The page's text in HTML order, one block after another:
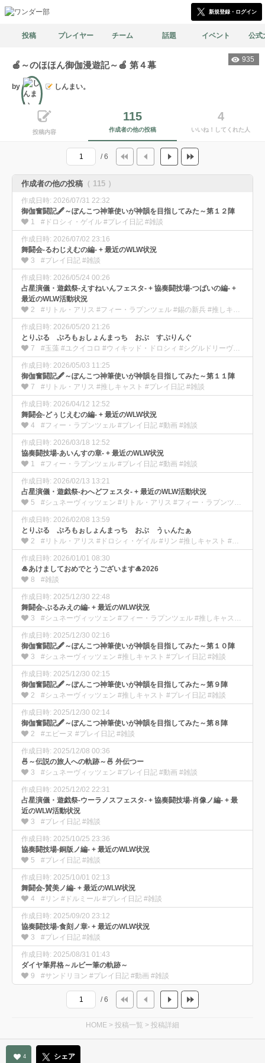
新規登録・ログイン
投稿 プレイヤー チーム 話題 イベント 公式
935
🍎～のほほん御伽漫遊記～🍎 第４幕
by しんまい。
投稿内容
115
作成者の他の投稿
4
いいね！してくれた人
/ 6
作成者の他の投稿 （ 115 ）
作成日時: 2026/07/31 22:32
御伽奮闘記🖋️～ぽんこつ神筆使いが神韻を目指してみた～第１２陣
1
#ドロシィ・ゲイル #プレイ日記 #雑談
作成日時: 2026/07/02 23:16
舞闘会-るわじえむの編- + 最近のWLW状況
3
#プレイ日記 #雑談
作成日時: 2026/05/24 00:26
占星演儀・遊戯祭-えすねいんフェスタ- + 協奏闘技場-つばいの編- +
最近のWLW活動状況
2
#リトル・アリス #フィー・ラプンツェル #錫の新兵 #推しキャスト #プレイ日記 #動画 #雑談
作成日時: 2026/05/20 21:26
とりぷる ぷろもぉしょんまっち おぶ すぷりんぐ
7
#玉藻 #ユクイコロ #ウィキッド・ドロシィ #シグルドリーヴァ #プレイ日記 #動画 #雑談
作成日時: 2026/05/03 11:25
御伽奮闘記🖋️～ぽんこつ神筆使いが神韻を目指してみた～第１１陣
7
#リトル・アリス #推しキャスト #プレイ日記 #雑談
作成日時: 2026/04/12 12:52
舞闘会-どぅじえむの編- + 最近のWLW状況
4
#フィー・ラプンツェル #プレイ日記 #動画 #雑談
作成日時: 2026/03/18 12:52
協奏闘技場-あいんすの章- + 最近のWLW状況
1
#フィー・ラプンツェル #プレイ日記 #動画 #雑談
作成日時: 2026/02/13 13:21
占星演儀・遊戯祭-わへどフェスタ- + 最近のWLW活動状況
5
#シュネーヴィッツェン #リトル・アリス #フィー・ラプンツェル #推しキャスト #プレイ日記 #動画 #雑談
作成日時: 2026/02/08 13:59
とりぷる ぷろもぉしょんまっち おぶ うぃんたぁ
2
#リトル・アリス #ドロシィ・ゲイル #リン #推しキャスト #プレイ日記 #動画
作成日時: 2026/01/01 08:30
🎍あけましておめでとうございます🎍2026
8
#雑談
作成日時: 2025/12/30 22:48
舞闘会-ぷるみえの編- + 最近のWLW状況
3
#シュネーヴィッツェン #フィー・ラプンツェル #推しキャスト #プレイ日記 #動画 #雑談
作成日時: 2025/12/30 02:16
御伽奮闘記🖋️～ぽんこつ神筆使いが神韻を目指してみた～第１０陣
3
#シュネーヴィッツェン #推しキャスト #プレイ日記 #雑談
作成日時: 2025/12/30 02:15
御伽奮闘記🖋️～ぽんこつ神筆使いが神韻を目指してみた～第９陣
2
#シュネーヴィッツェン #推しキャスト #プレイ日記 #雑談
作成日時: 2025/12/30 02:14
御伽奮闘記🖋️～ぽんこつ神筆使いが神韻を目指してみた～第８陣
2
#エピーヌ #プレイ日記 #雑談
作成日時: 2025/12/08 00:36
🍜～伝説の旅人への軌跡～🍜 外伝つー
3
#シュネーヴィッツェン #プレイ日記 #動画 #雑談
作成日時: 2025/12/02 22:31
占星演儀・遊戯祭-ウーラノスフェスタ- + 協奏闘技場-肖像ノ編- + 最
近のWLW活動状況
3
#プレイ日記 #雑談
作成日時: 2025/10/25 23:36
協奏闘技場-銅版ノ編- + 最近のWLW状況
5
#プレイ日記 #雑談
作成日時: 2025/10/01 02:13
舞闘会-賛美ノ編- + 最近のWLW状況
4
#リン #ドルミール #プレイ日記 #雑談
作成日時: 2025/09/20 23:12
協奏闘技場-食刻ノ章- + 最近のWLW状況
3
#プレイ日記 #雑談
作成日時: 2025/08/31 01:43
ダイヤ筆昇格～ルビー筆の軌跡～
9
#サンドリヨン #プレイ日記 #動画 #雑談
/ 6
HOME > 投稿一覧 > 投稿詳細
4 シェア